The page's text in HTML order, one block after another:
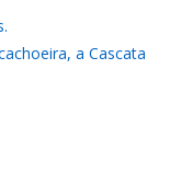
a Cascata